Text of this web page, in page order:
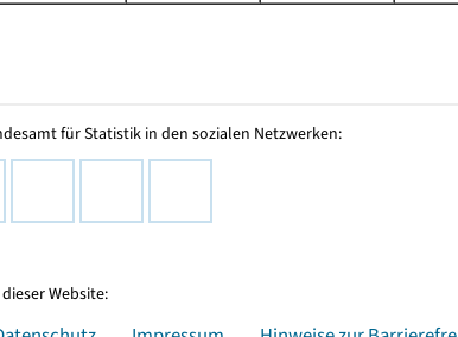
für Statistik in den sozialen Netzwerken:
Website: